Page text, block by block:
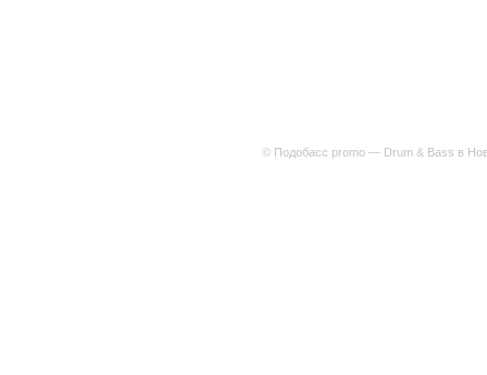
© Подобасс promo — Drum & Bass в